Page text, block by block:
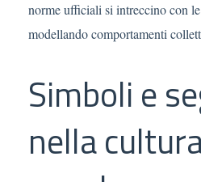
norme ufficiali si intreccino con
modellando comportamenti
Simboli e
nella